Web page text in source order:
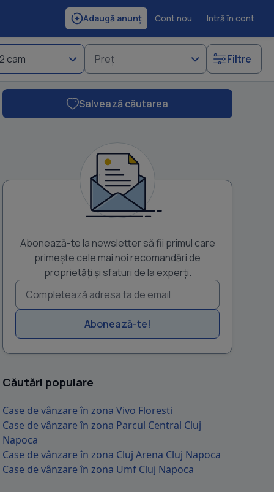
Adaugă anunț Cont nou Intră în cont
2 cam Preț Filtre
Salvează căutarea
Abonează-te la newsletter să fii primul care
primește cele mai noi recomandări de
proprietăți și sfaturi de la experți.
Abonează-te!
Căutări populare
Case de vânzare în zona Vivo Floresti
Case de vânzare în zona Parcul Central Cluj
Napoca
Case de vânzare în zona Cluj Arena Cluj Napoca
Case de vânzare în zona Umf Cluj Napoca